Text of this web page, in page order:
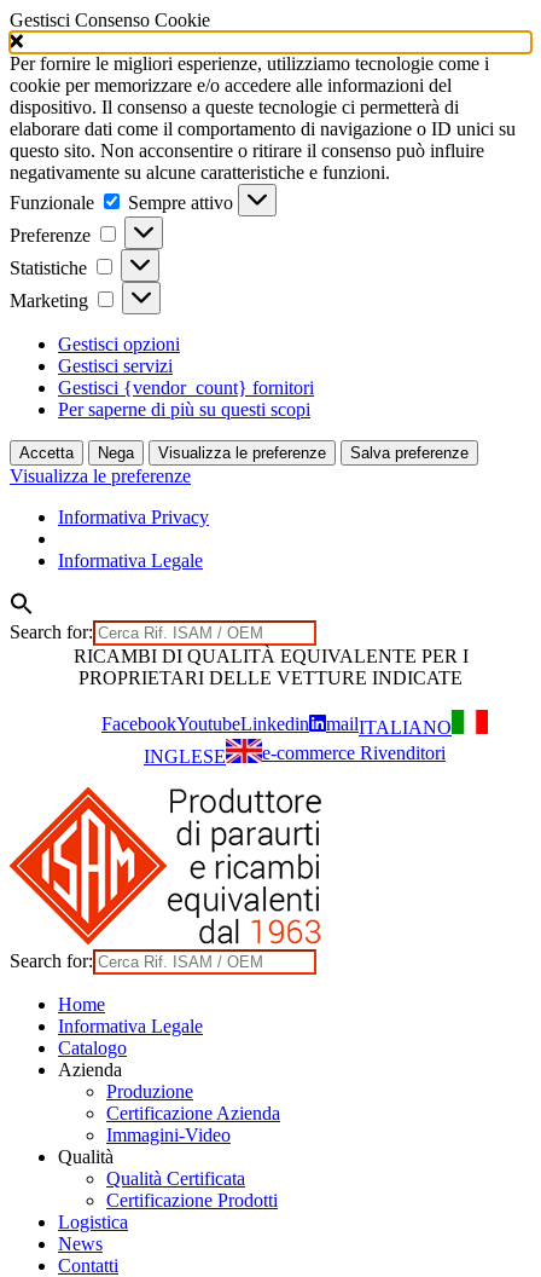
Gestisci Consenso Cookie
Per fornire le migliori esperienze, utilizziamo tecnologie come i
cookie per memorizzare e/o accedere alle informazioni del
dispositivo. Il consenso a queste tecnologie ci permetterà di
elaborare dati come il comportamento di navigazione o ID unici su
questo sito. Non acconsentire o ritirare il consenso può influire
negativamente su alcune caratteristiche e funzioni.
Funzionale
Funzionale
Sempre attivo
Preferenze
Preferenze
Statistiche Statistiche
Marketing Marketing
Gestisci opzioni
Gestisci servizi
Gestisci {vendor_count} fornitori
Per saperne di più su questi scopi
Accetta Nega Visualizza le preferenze Salva preferenze
Visualizza le preferenze
Informativa Privacy
Informativa Legale
Search for:
RICAMBI DI QUALITÀ EQUIVALENTE PER I
PROPRIETARI DELLE VETTURE INDICATE
FacebookYoutubeLinkedin mailITALIANO
INGLESE
e-commerce Rivenditori
Search for:
Home
Informativa Legale
Catalogo
Azienda
Produzione
Certificazione Azienda
Immagini-Video
Qualità
Qualità Certificata
Certificazione Prodotti
Logistica
News
Contatti